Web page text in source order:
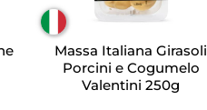
Massa Italiana Girasoli
Porcini e Cogumelo
Valentini 250g